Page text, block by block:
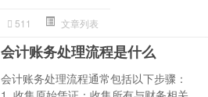
511 文章列表
会计账务处理流程是什么
会计账务处理流程通常包括以下步骤：